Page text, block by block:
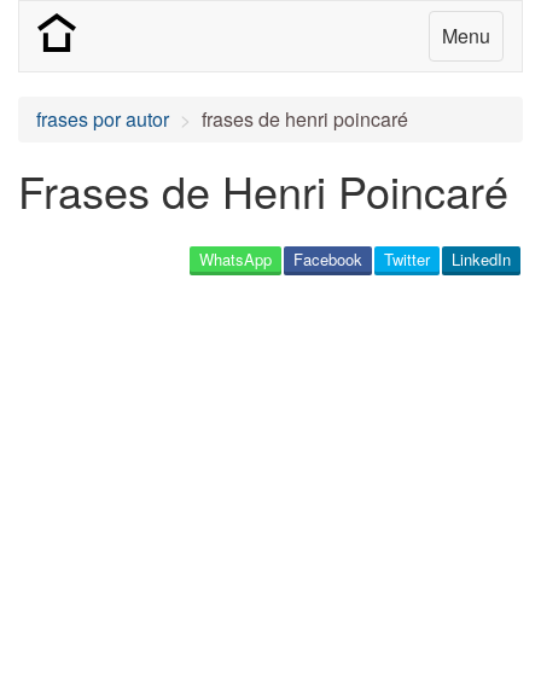
Menu
frases por autor frases de henri poincaré
Frases de Henri Poincaré
LinkedIn
Twitter
Facebook
WhatsApp